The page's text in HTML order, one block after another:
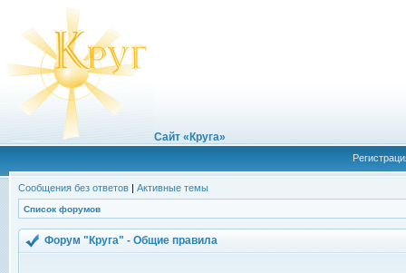
Сайт «Круга»
Сообщения без ответов | Активные темы
Список форумов
Форум "Круга" - Общие правила